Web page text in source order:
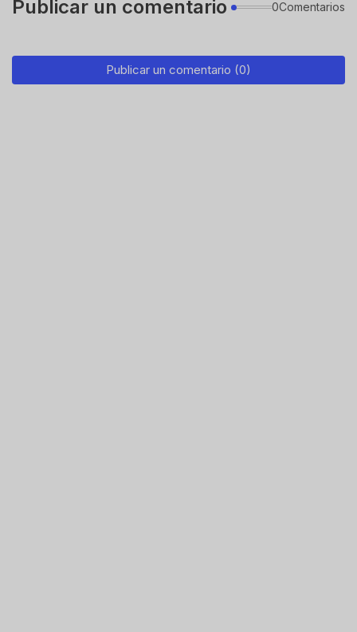
Publicar un comentario 0Comentarios
Publicar un comentario (0)